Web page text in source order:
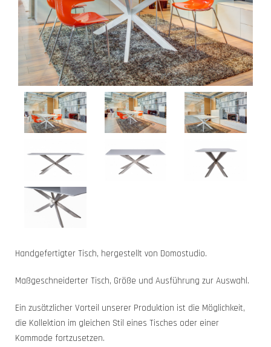
Handgefertigter Tisch, hergestellt von Domostudio.
Maßgeschneiderter Tisch, Größe und Ausführung zur Auswahl.
Ein zusätzlicher Vorteil unserer Produktion ist die Möglichkeit,
die Kollektion im gleichen Stil eines Tisches oder einer
Kommode fortzusetzen.